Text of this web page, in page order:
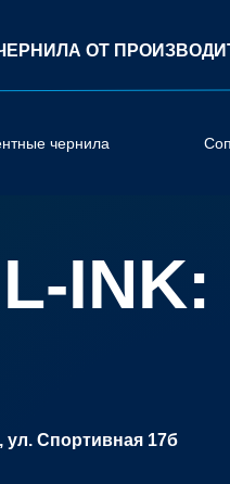
чернила
ОТ
INK:
ул. Спортивная 17б